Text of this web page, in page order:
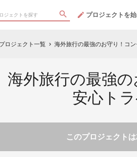
プロジェクトを
プロジェクト一覧 chevron_right 海外旅行の最強のお守り！コ
海外旅行の最強
安心ト
このプロジェクト